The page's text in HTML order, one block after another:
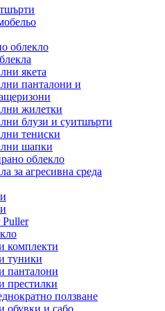
облекло
якета
панталони и
жилетки
блузи и суитшърти
тениски
шапки
облекло
за агресивна среда
Puller
комплекти
туники
панталони
престилки
ползване
обувки и сабо